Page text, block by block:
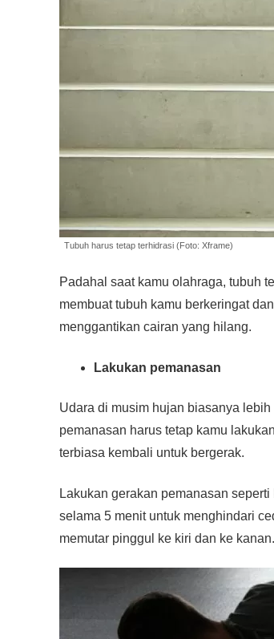
Tubuh harus tetap terhidrasi (Foto: Xframe)
Padahal saat kamu olahraga, tubuh
membuat tubuh kamu berkeringat
menggantikan cairan yang hilang.
Lakukan pemanasan
Udara di musim hujan biasanya
pemanasan harus tetap kamu
terbiasa kembali untuk bergerak.
Lakukan gerakan pemanasan
selama 5 menit untuk menghindari
memutar pinggul ke kiri dan ke kanan.